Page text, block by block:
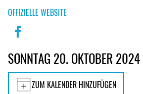
OFFIZIELLE WEBSITE
SONNTAG 20. OKTOBER 2024
ZUM KALENDER HINZUFÜGEN